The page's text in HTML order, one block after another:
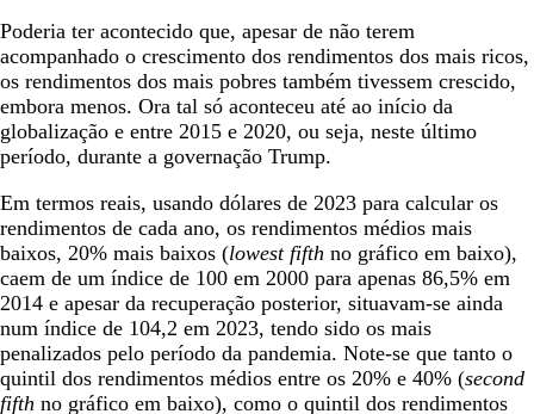
Poderia ter acontecido que, apesar de não terem
acompanhado o crescimento dos rendimentos dos mais ricos,
os rendimentos dos mais pobres também tivessem crescido,
embora menos. Ora tal só aconteceu até ao início da
globalização e entre 2015 e 2020, ou seja, neste último
período, durante a governação Trump.
Em termos reais, usando dólares de 2023 para calcular os
rendimentos de cada ano, os rendimentos médios mais
baixos, 20% mais baixos (lowest fifth no gráfico em baixo),
caem de um índice de 100 em 2000 para apenas 86,5% em
2014 e apesar da recuperação posterior, situavam-se ainda
num índice de 104,2 em 2023, tendo sido os mais
penalizados pelo período da pandemia. Note-se que tanto o
quintil dos rendimentos médios entre os 20% e 40% (second
fifth no gráfico em baixo), como o quintil dos rendimentos